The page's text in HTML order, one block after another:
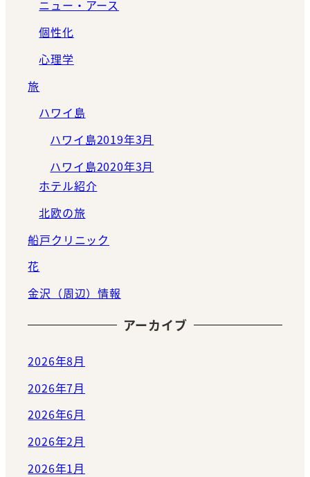
ニュー・アース
個性化
心理学
旅
ハワイ島
ハワイ島2019年3月
ハワイ島2020年3月
ホテル紹介
北欧の旅
船戸クリニック
花
金沢（周辺）情報
アーカイブ
2026年8月
2026年7月
2026年6月
2026年2月
2026年1月